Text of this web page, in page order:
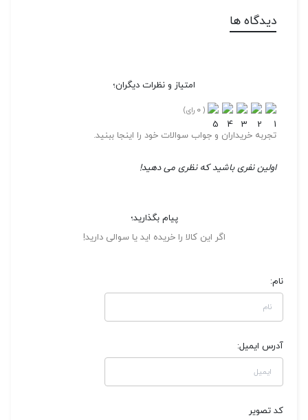
دیدگاه ها
امتیاز و نظرات دیگران؛
(
0 رای)
تجربه خریداران و جواب سوالات خود را اینجا ببنید.
اولین نفری باشید که نظری می دهید!
پیام بگذارید؛
اگر این کالا را خریده اید یا سوالی دارید!
نام:
آدرس ایمیل:
کد تصویر